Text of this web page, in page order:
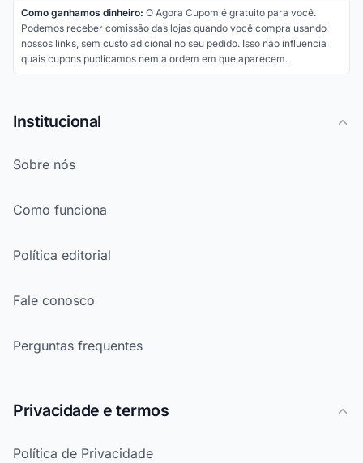
Como ganhamos dinheiro: O Agora Cupom é gratuito para você.
Podemos receber comissão das lojas quando você compra usando
nossos links, sem custo adicional no seu pedido. Isso não influencia
quais cupons publicamos nem a ordem em que aparecem.
Institucional
Sobre nós
Como funciona
Política editorial
Fale conosco
Perguntas frequentes
Privacidade e termos
Política de Privacidade